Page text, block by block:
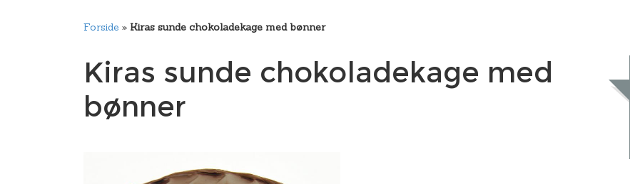
Forside » Kiras sunde chokoladekage med bønner
Kiras sunde chokoladekage med
bønner